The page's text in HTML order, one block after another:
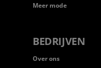
Meer mode
BEDRIJVEN
Over ons